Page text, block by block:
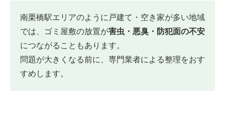
南栗橋駅エリアのように戸建て・空き家が多い地域
では、ゴミ屋敷の放置が害虫・悪臭・防犯面の不安
につながることもあります。
問題が大きくなる前に、専門業者による整理をおす
すめします。